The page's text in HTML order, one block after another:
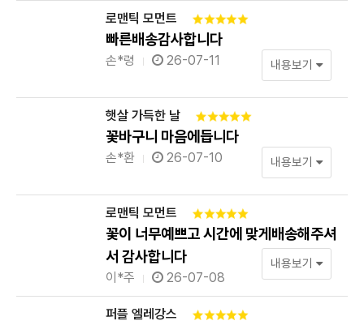
로맨틱 모먼트
빠른배송감사합니다
손*령 26-07-11 내용보기
햇살 가득한 날
꽃바구니 마음에듭니다
손*환 26-07-10 내용보기
로맨틱 모먼트
꽃이 너무예쁘고 시간에 맞게배송해주셔
서 감사합니다
이*주 26-07-08
내용보기
퍼플 엘레강스